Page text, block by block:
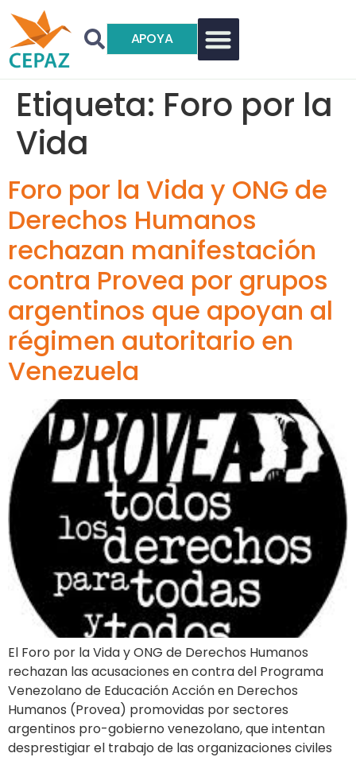
APOYA
Etiqueta: Foro por la
Vida
Foro por la Vida y ONG de
Derechos Humanos
rechazan manifestación
contra Provea por grupos
argentinos que apoyan al
régimen autoritario en
Venezuela
El Foro por la Vida y ONG de Derechos Humanos
rechazan las acusaciones en contra del Programa
Venezolano de Educación Acción en Derechos
Humanos (Provea) promovidas por sectores
argentinos pro-gobierno venezolano, que intentan
desprestigiar el trabajo de las organizaciones civiles